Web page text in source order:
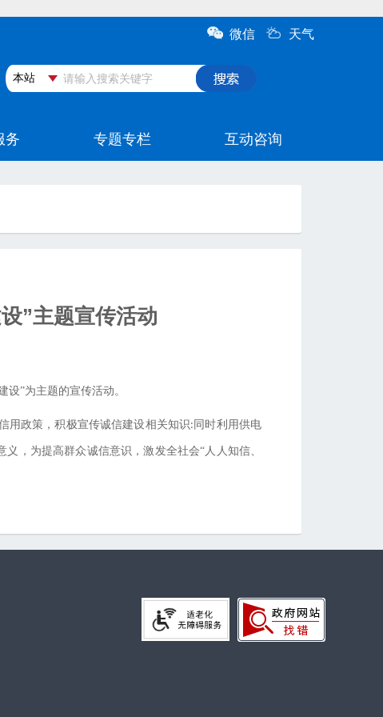
”主题宣传活动
”为主题的宣传活动。
用政策，积极宣传诚信建设相关知识: 同时利用供电
，为提高群众诚信意识，激发全社会“人人知信、